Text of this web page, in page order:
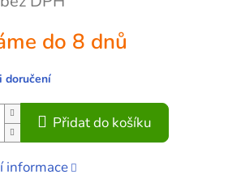
do 8 dnů
doručení
Přidat do košíku
informace